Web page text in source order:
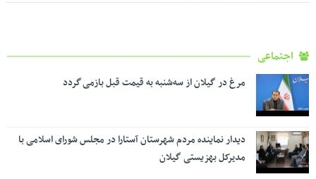
اجتماعی
مرغ در گیلان از سه‌شنبه به قیمت قبل بازمی گردد
دیدار نماینده مردم شهرستان آستارا در مجلس شورای اسلامی با
مدیرکل بهزیستی گیلان